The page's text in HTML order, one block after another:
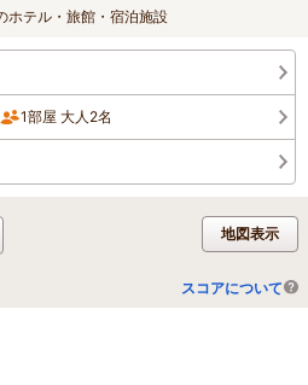
ホテル・旅館・宿泊施設
1部屋 大人2名
地図表示
スコアについて